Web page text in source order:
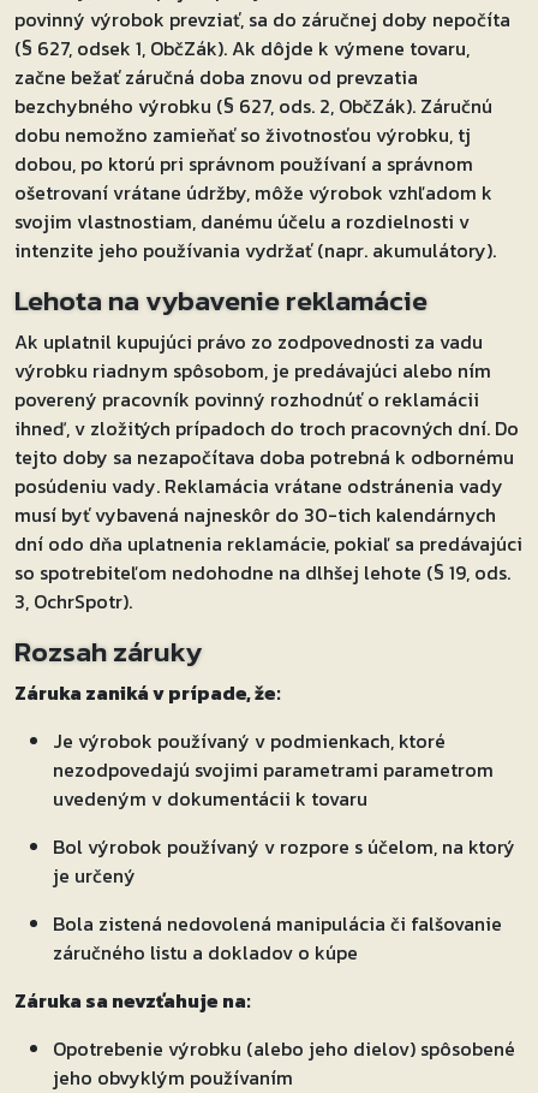
povinný výrobok prevziať, sa do záručnej doby nepočíta
(§ 627, odsek 1, ObčZák). Ak dôjde k výmene tovaru,
začne bežať záručná doba znovu od prevzatia
bezchybného výrobku (§ 627, ods. 2, ObčZák). Záručnú
dobu nemožno zamieňať so životnosťou výrobku, tj
dobou, po ktorú pri správnom používaní a správnom
ošetrovaní vrátane údržby, môže výrobok vzhľadom k
svojim vlastnostiam, danému účelu a rozdielnosti v
intenzite jeho používania vydržať (napr. akumulátory).
Lehota na vybavenie reklamácie
Ak uplatnil kupujúci právo zo zodpovednosti za vadu
výrobku riadnym spôsobom, je predávajúci alebo ním
poverený pracovník povinný rozhodnúť o reklamácii
ihneď, v zložitých prípadoch do troch pracovných dní. Do
tejto doby sa nezapočítava doba potrebná k odbornému
posúdeniu vady. Reklamácia vrátane odstránenia vady
musí byť vybavená najneskôr do 30-tich kalendárnych
dní odo dňa uplatnenia reklamácie, pokiaľ sa predávajúci
so spotrebiteľom nedohodne na dlhšej lehote (§ 19, ods.
3, OchrSpotr).
Rozsah záruky
Záruka zaniká v prípade, že:
Je výrobok používaný v podmienkach, ktoré
nezodpovedajú svojimi parametrami parametrom
uvedeným v dokumentácii k tovaru
Bol výrobok používaný v rozpore s účelom, na ktorý
je určený
Bola zistená nedovolená manipulácia či falšovanie
záručného listu a dokladov o kúpe
Záruka sa nevzťahuje na:
Opotrebenie výrobku (alebo jeho dielov) spôsobené
jeho obvyklým používaním